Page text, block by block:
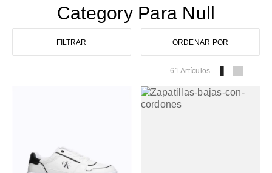
Category Para Null
FILTRAR ORDENAR POR
61 Artículos